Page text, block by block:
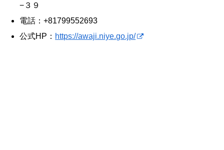
−３９
電話：+81799552693
公式HP： https://awaji.niye.go.jp/